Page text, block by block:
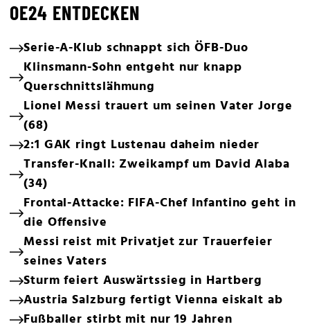
OE24 ENTDECKEN
Serie-A-Klub schnappt sich ÖFB-Duo
Klinsmann-Sohn entgeht nur knapp
Querschnittslähmung
Lionel Messi trauert um seinen Vater Jorge
(68)
2:1 GAK ringt Lustenau daheim nieder
Transfer-Knall: Zweikampf um David Alaba
(34)
Frontal-Attacke: FIFA-Chef Infantino geht in
die Offensive
Messi reist mit Privatjet zur Trauerfeier
seines Vaters
Sturm feiert Auswärtssieg in Hartberg
Austria Salzburg fertigt Vienna eiskalt ab
Fußballer stirbt mit nur 19 Jahren